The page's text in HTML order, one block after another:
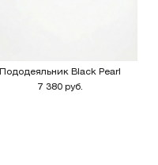
Пододеяльник Black Pearl
7 380 руб.